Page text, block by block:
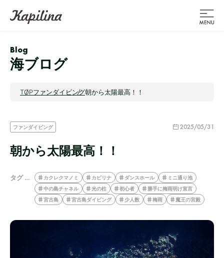
Blog
海ブログ
TOPファンダイビング朝から太陽最高！！
ファンダイビング 2025/05/31
朝から太陽最高！！
タグ … カクレクマノミ カピリナ ダンスホール
ミニ通り池
中の島チャネル
光の柱 初心者
勝手に梅雨明け宣言
宮古島
宮古島ダイビング 少人数 梅雨 魔王の宮殿